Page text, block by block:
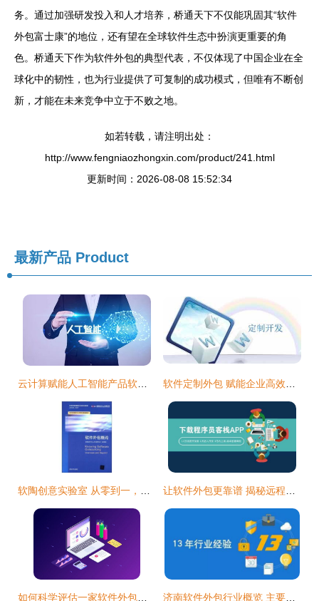
务。通过加强研发投入和人才培养，桥通天下不仅能巩固其“软件
外包富士康”的地位，还有望在全球软件生态中扮演更重要的角
色。桥通天下作为软件外包的典型代表，不仅体现了中国企业在全
球化中的韧性，也为行业提供了可复制的成功模式，但唯有不断创
新，才能在未来竞争中立于不败之地。
如若转载，请注明出处：
http://www.fengniaozhongxin.com/product/241.html
更新时间：2026-08-08 15:52:34
最新产品 Product